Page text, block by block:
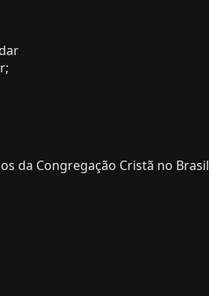
da Congregação Cristã no Brasil